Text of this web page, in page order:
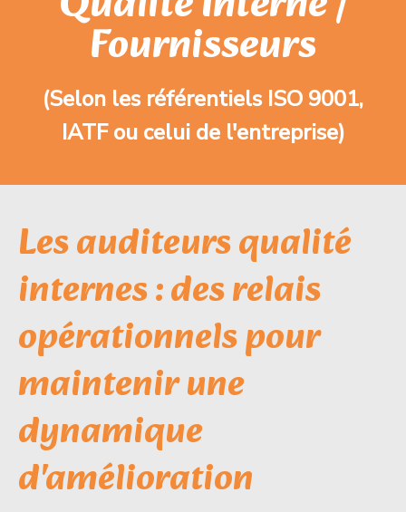
Fournisseurs
(Selon les référentiels ISO 9001,
IATF ou celui de l'entreprise)
Les auditeurs qualité
internes : des relais
opérationnels pour
maintenir une
dynamique
d'amélioration